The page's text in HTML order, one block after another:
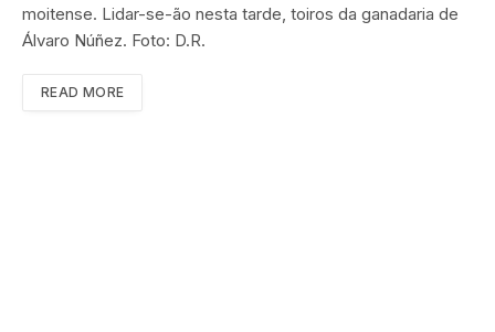
moitense. Lidar-se-ão nesta tarde, toiros da ganadaria de
Álvaro Núñez. Foto: D.R.
READ MORE